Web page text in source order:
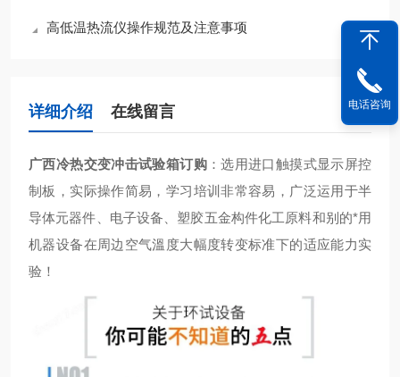
高低温热流仪操作规范及注意事项
详细介绍 在线留言
广西冷热交变冲击试验箱订购：选用进口触摸式显示屏控
制板，实际操作简易，学习培训非常容易，广泛运用于半
导体元器件、电子设备、塑胶五金构件化工原料和别的*用
机器设备在周边空气溫度大幅度转变标准下的适应能力实
验！
电话咨询